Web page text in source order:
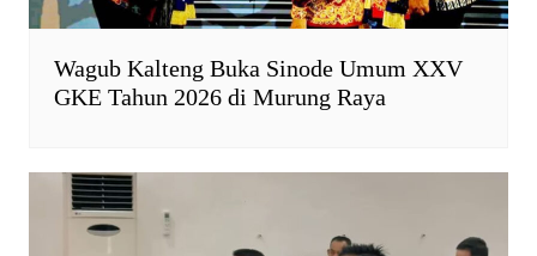
Wagub Kalteng Buka Sinode Umum XXV
GKE Tahun 2026 di Murung Raya